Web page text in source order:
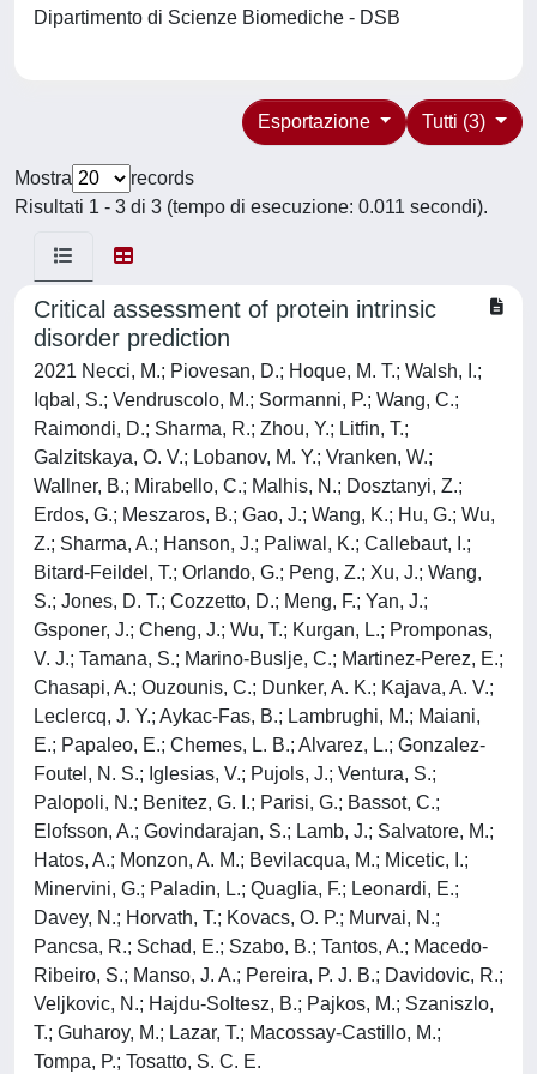
Dipartimento di Scienze Biomediche - DSB
Tutti (3)
Esportazione
Mostra
records
Risultati 1 - 3 di 3 (tempo di esecuzione: 0.011 secondi).
Critical assessment of protein intrinsic
disorder prediction
2021 Necci, M.; Piovesan, D.; Hoque, M. T.; Walsh, I.;
Iqbal, S.; Vendruscolo, M.; Sormanni, P.; Wang, C.;
Raimondi, D.; Sharma, R.; Zhou, Y.; Litfin, T.;
Galzitskaya, O. V.; Lobanov, M. Y.; Vranken, W.;
Wallner, B.; Mirabello, C.; Malhis, N.; Dosztanyi, Z.;
Erdos, G.; Meszaros, B.; Gao, J.; Wang, K.; Hu, G.; Wu,
Z.; Sharma, A.; Hanson, J.; Paliwal, K.; Callebaut, I.;
Bitard-Feildel, T.; Orlando, G.; Peng, Z.; Xu, J.; Wang,
S.; Jones, D. T.; Cozzetto, D.; Meng, F.; Yan, J.;
Gsponer, J.; Cheng, J.; Wu, T.; Kurgan, L.; Promponas,
V. J.; Tamana, S.; Marino-Buslje, C.; Martinez-Perez, E.;
Chasapi, A.; Ouzounis, C.; Dunker, A. K.; Kajava, A. V.;
Leclercq, J. Y.; Aykac-Fas, B.; Lambrughi, M.; Maiani,
E.; Papaleo, E.; Chemes, L. B.; Alvarez, L.; Gonzalez-
Foutel, N. S.; Iglesias, V.; Pujols, J.; Ventura, S.;
Palopoli, N.; Benitez, G. I.; Parisi, G.; Bassot, C.;
Elofsson, A.; Govindarajan, S.; Lamb, J.; Salvatore, M.;
Hatos, A.; Monzon, A. M.; Bevilacqua, M.; Micetic, I.;
Minervini, G.; Paladin, L.; Quaglia, F.; Leonardi, E.;
Davey, N.; Horvath, T.; Kovacs, O. P.; Murvai, N.;
Pancsa, R.; Schad, E.; Szabo, B.; Tantos, A.; Macedo-
Ribeiro, S.; Manso, J. A.; Pereira, P. J. B.; Davidovic, R.;
Veljkovic, N.; Hajdu-Soltesz, B.; Pajkos, M.; Szaniszlo,
T.; Guharoy, M.; Lazar, T.; Macossay-Castillo, M.;
Tompa, P.; Tosatto, S. C. E.